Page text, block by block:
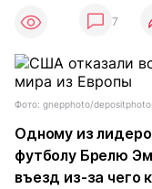
7
Фото: gnepphoto/
Одному из
футболу Брелю
въезд из-за чего